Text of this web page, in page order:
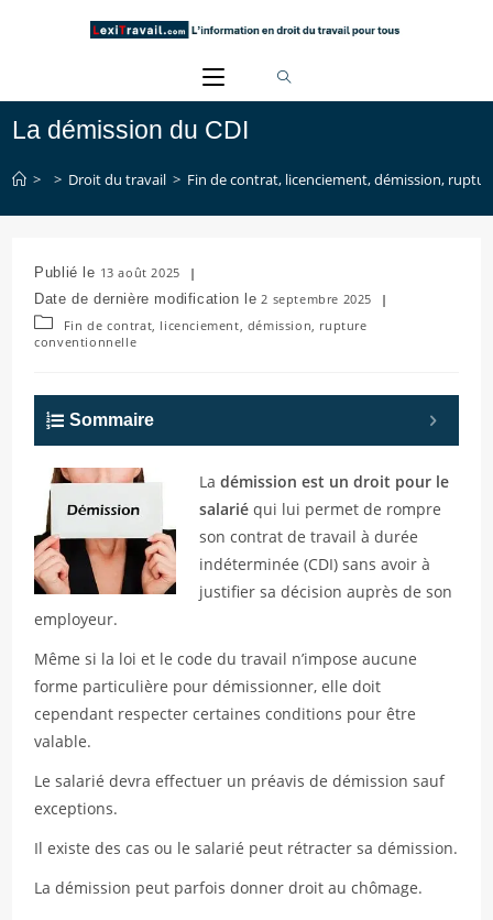
La démission du CDI
> > Droit du travail > Fin de contrat, licenciement, démission,
Publication
publiée :
13 août 2025
Dernière
modification
de
2 septembre 2025
Post
category:
Fin de contrat, licenciement, démission, rupture
conventionnelle
Sommaire
Ladémission est un droit pour le
salarié qui lui permet de rompre
son contrat de travail à durée
indéterminée (CDI) sans avoir à
justifier sa décision auprès de son
employeur.
Même si la loi et le code du travail n’impose aucune
forme particulière pour démissionner, elle doit
cependant respecter certaines conditions pour être
valable.
Le salarié devra effectuer un préavis de démission sauf
exceptions.
Il existe des cas ou le salarié peut rétracter sa démission.
La démission peut parfois donner droit au chômage.